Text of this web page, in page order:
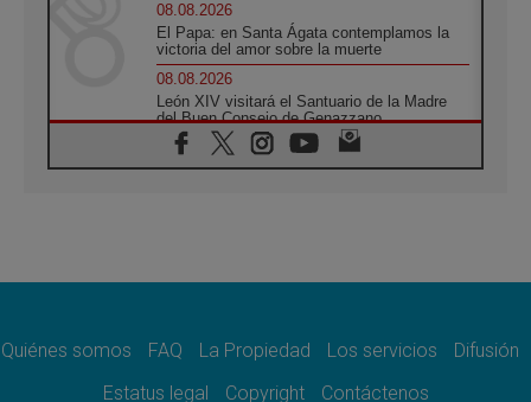
08.08.2026
El Papa: en Santa Ágata contemplamos la
victoria del amor sobre la muerte
08.08.2026
León XIV visitará el Santuario de la Madre
del Buen Consejo de Genazzano
07.08.2026
Filipinas: el Vicariato Apostólico de Calapán
07.08.2026
07.08.2026
muertos en 300 días
Quiénes somos FAQ La Propiedad Los servicios
Difusión
Estatus legal
Copyright Contáctenos